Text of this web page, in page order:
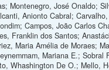
Montenegro, José Onaldo;
Anionto Cabral;
Campos, João Carlos
Franklin dos Santos;
Maria Amélia de Moraes;
Mariana E.; Sobral
Whashington De O.; Mello,